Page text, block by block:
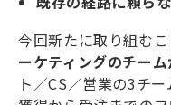
今回新たに取り組む
ーケティングのチーム
ト／CS／営業の3チ